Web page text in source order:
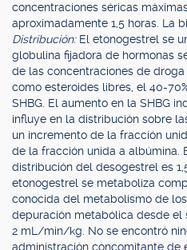
concentraciones séricas
aproximadamente 1,5 horas. La
Distribución: El etonogestrel se
globulina fijadora de hormonas
de las concentraciones de
como esteroides libres, el 40-
SHBG. El aumento en la SHBG
influye en la distribución sobre
un incremento de la fracción
de la fracción unida a albúmina.
distribución del desogestrel es
etonogestrel se metaboliza
conocida del metabolismo de
depuración metabólica desde el
2 mL/min/kg. No se encontró
administración concomitante de